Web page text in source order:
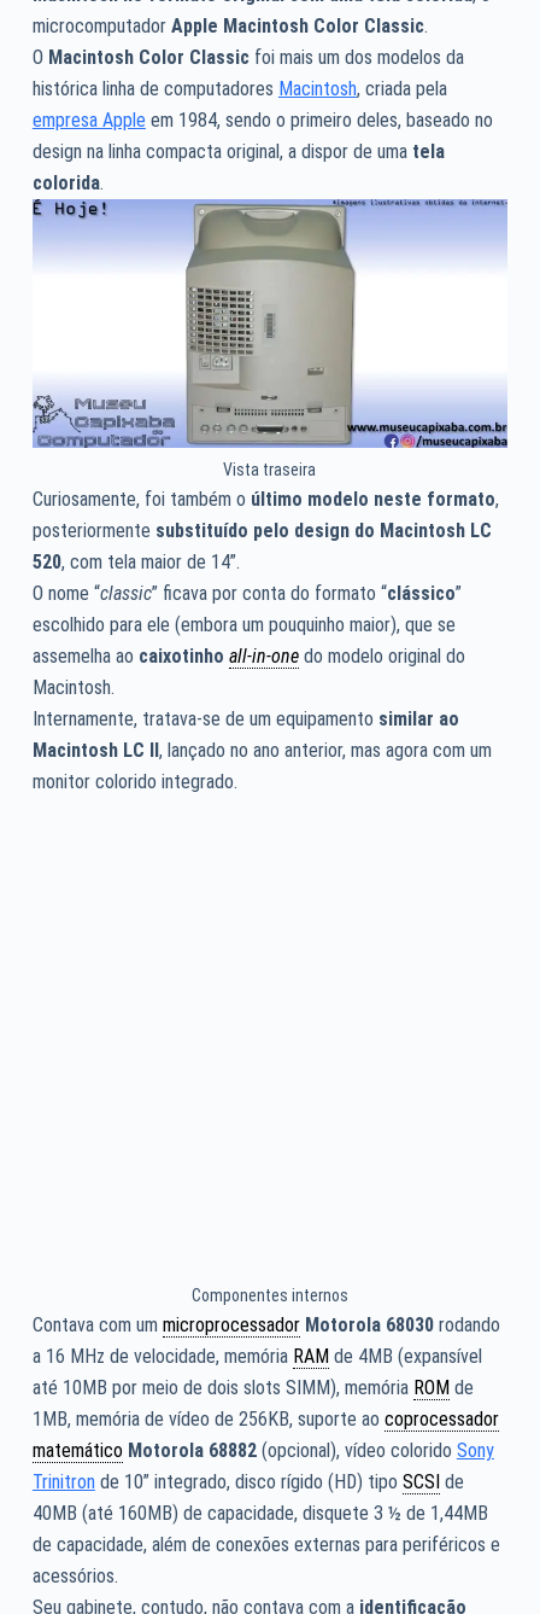
microcomputador Apple Macintosh Color Classic.
O Macintosh Color Classicfoi mais um dos modelos da
histórica linha de computadores Macintosh, criada pela
empresa Apple em 1984, sendo o primeiro deles, baseado no
design na linha compacta original, a dispor de uma tela
colorida.
Vista traseira
Curiosamente, foi também o último modelo neste formato,
posteriormente substituído pelo design do Macintosh LC
520, com tela maior de 14”.
O nome “classic” ficava por conta do formato “clássico”
escolhido para ele (embora um pouquinho maior), que se
assemelha ao caixotinho all-in-onedo modelo original do
Macintosh.
Internamente, tratava-se de um equipamento similar ao
Macintosh LC II, lançado no ano anterior, mas agora com um
monitor colorido integrado.
Componentes internos
Contava com um microprocessador Motorola 68030rodando
a 16 MHz de velocidade, memória RAMde 4MB (expansível
até 10MB por meio de dois slots SIMM), memória ROMde
1MB, memória de vídeo de 256KB, suporte ao coprocessador
matemático Motorola 68882(opcional), vídeo colorido Sony
Trinitronde 10” integrado, disco rígido (HD) tipo SCSIde
40MB (até 160MB) de capacidade, disquete 3 ½ de 1,44MB
de capacidade, além de conexões externas para periféricos e
acessórios.
Seu gabinete, contudo, não contava com a identificação